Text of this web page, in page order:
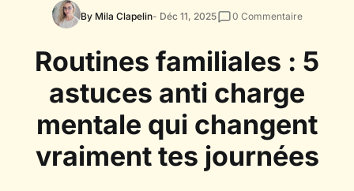
By Mila Clapelin- Déc 11, 2025 0 Commentaire
Routines familiales : 5
astuces anti charge
mentale qui changent
vraiment tes journées